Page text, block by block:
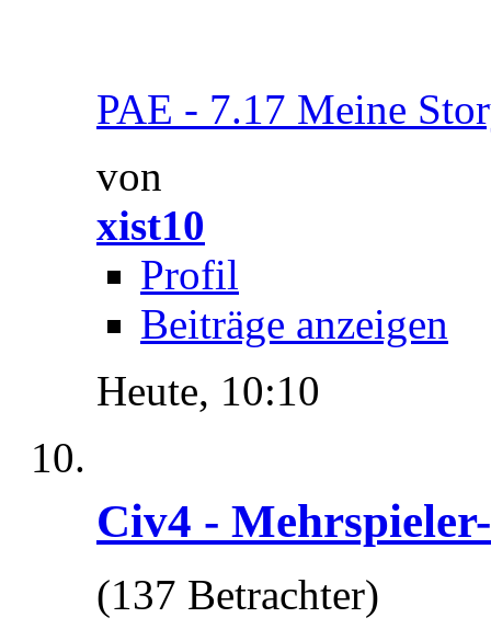
PAE - 7.17 Meine
von
xist10
Profil
Beiträge anzeigen
Heute, 10:10
Civ4 -
(137 Betrachter)